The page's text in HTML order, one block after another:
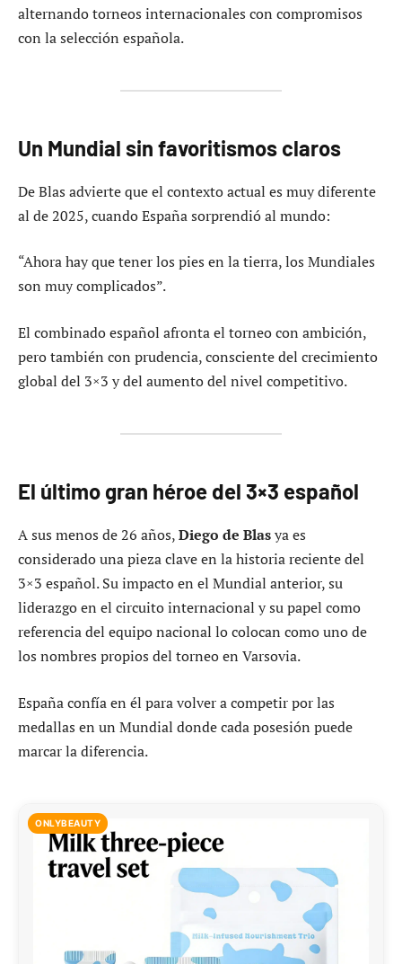
alternando torneos internacionales con compromisos
con la selección española.
Un Mundial sin favoritismos claros
De Blas advierte que el contexto actual es muy diferente
al de 2025, cuando España sorprendió al mundo:
“Ahora hay que tener los pies en la tierra, los Mundiales
son muy complicados”.
El combinado español afronta el torneo con ambición,
pero también con prudencia, consciente del crecimiento
global del 3×3 y del aumento del nivel competitivo.
El último gran héroe del 3×3 español
A sus menos de 26 años,Diego de Blasya es
considerado una pieza clave en la historia reciente del
3×3 español. Su impacto en el Mundial anterior, su
liderazgo en el circuito internacional y su papel como
referencia del equipo nacional lo colocan como uno de
los nombres propios del torneo en Varsovia.
España confía en él para volver a competir por las
medallas en un Mundial donde cada posesión puede
marcar la diferencia.
ONLYBEAUTY